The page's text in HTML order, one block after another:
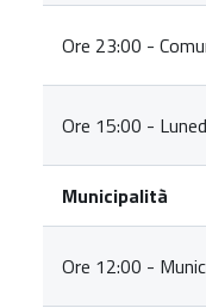
Ore 23:00 -
Ore 15:00 -
Municipalità
Ore 12:00 -